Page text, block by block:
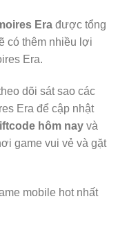
Era được tổng
có thêm nhiều lợi
Era.
dõi sát sao các
Era để cập nhật
hôm nay và
game vui vẻ và gặt
mobile hot nhất